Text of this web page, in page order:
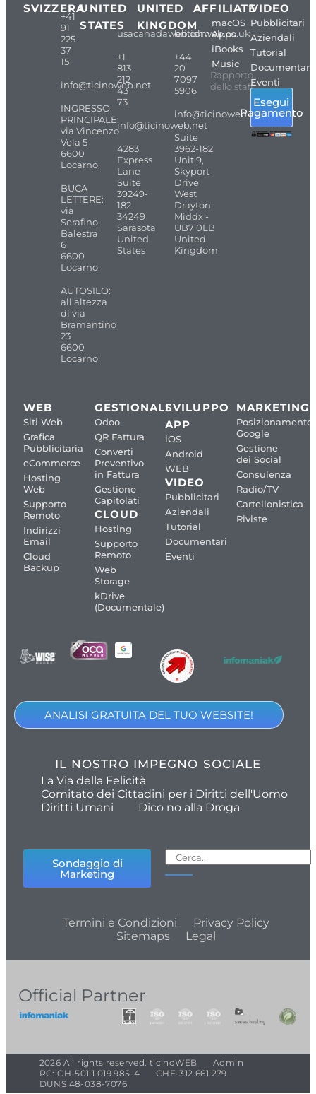
SVIZZERA
+41
91
225
37
15
info@ticinoweb.net
INGRESSO
PRINCIPALE:
via Vincenzo
Vela 5
6600
Locarno
BUCA
LETTERE:
via
Serafino
Balestra
6
6600
Locarno
AUTOSILO:
all'altezza
di via
Bramantino
23
6600
Locarno
UNITED
STATES
usacanadaweb.com
+1
813
212
43
73
info@ticinoweb.net
4283
Express
Lane
Suite
39249-
182
34249
Sarasota
United
States
UNITED
KINGDOM
britishweb.co.uk
+44
20
7097
5906
info@ticinoweb.net
Suite
3962-182
Unit 9,
Skyport
Drive
West
Drayton
Middx -
UB7 0LB
United
Kingdom
AFFILIATE
macOS
Apps
iBooks
Music
Rapporto
dello staff
VIDEO
Pubblicitari
Aziendali
Tutorial
Documentari
Eventi
Esegui
Pagamento
WEB
Siti Web
Grafica
Pubblicitaria
eCommerce
Hosting
Web
Supporto
Remoto
Indirizzi
Email
Cloud
Backup
GESTIONALI
Odoo
QR Fattura
Converti
Preventivo
in Fattura
Gestione
Capitolati
CLOUD
Hosting
Supporto
Remoto
Web
Storage
kDrive
(Documentale)
SVILUPPO
APP
iOS
Android
WEB
VIDEO
Pubblicitari
Aziendali
Tutorial
Documentari
Eventi
MARKETING
Posizionamento
Google
Gestione
dei Social
Consulenza
Radio/TV
Cartellonistica
Riviste
ANALISI GRATUITA DEL TUO WEBSITE!
IL NOSTRO IMPEGNO SOCIALE
La Via della Felicità
Comitato dei Cittadini per i Diritti dell'Uomo
Diritti Umani
Dico no alla Droga
Sondaggio di
Marketing
Termini e Condizioni
Privacy Policy
Sitemaps
Legal
Official Partner
2026 All rights reserved. ticinoWEB
Admin
RC: CH-501.1.019.985-4
CHE-312.661.279
DUNS 48-038-7076